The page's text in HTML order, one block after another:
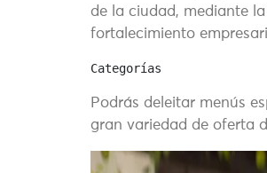
de la ciudad, mediante
fortalecimiento
Categorías
Podrás deleitar menús
gran variedad de oferta